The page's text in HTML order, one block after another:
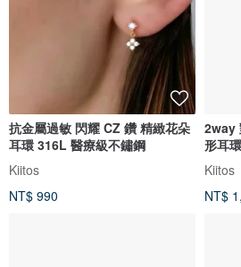
抗金屬過敏 閃耀 CZ 鑽 精緻花朵
耳環 316L 醫療級不鏽鋼
Kiitos
NT$ 990
2way
形耳
珍珠
Kiitos
NT$